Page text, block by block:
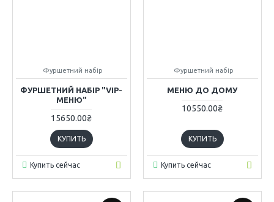
Фуршетний набір
ФУРШЕТНИЙ НАБІР "VIP-
МЕНЮ"
15650.00₴
КУПИТЬ
Купить сейчас
Фуршетний набір
МЕНЮ ДО ДОМУ
10550.00₴
КУПИТЬ
Купить сейчас